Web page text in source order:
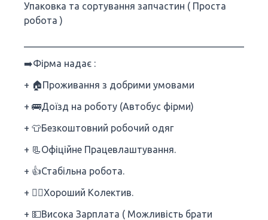
Упаковка та сортування запчастин ( Проста
робота )
➡️Фірма надає :
+ 🏠Проживання з добрими умовами
+ 🚌Доїзд на роботу (Автобус фірми)
+ 👕Безкоштовний робочий одяг
+ 📃Офіційне Працевлаштування.
+ 👍Стабільна робота.
+ 🙋‍♂️Хороший Колектив.
+ 💵Висока Зарплата ( Можливість брати